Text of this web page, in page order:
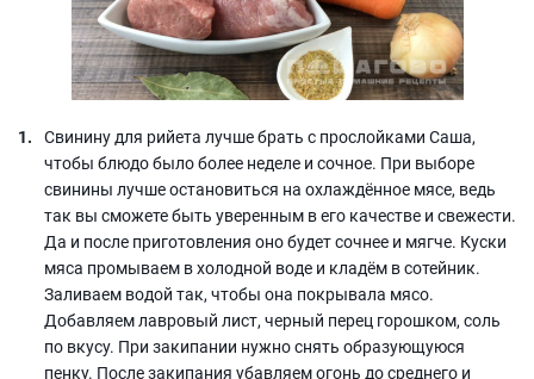
Свинину для рийета лучше брать с прослойками Саша,
чтобы блюдо было более неделе и сочное. При выборе
свинины лучше остановиться на охлаждённое мясе, ведь
так вы сможете быть уверенным в его качестве и свежести.
Да и после приготовления оно будет сочнее и мягче. Куски
мяса промываем в холодной воде и кладём в сотейник.
Заливаем водой так, чтобы она покрывала мясо.
Добавляем лавровый лист, черный перец горошком, соль
по вкусу. При закипании нужно снять образующуюся
пенку. После закипания убавляем огонь до среднего и